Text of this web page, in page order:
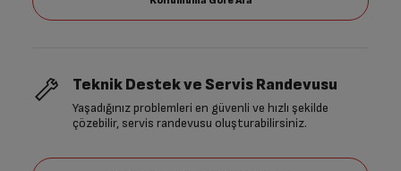
Teknik Destek ve Servis Randevusu
Yaşadığınız problemleri en güvenli ve hızlı şekilde
çözebilir, servis randevusu oluşturabilirsiniz.